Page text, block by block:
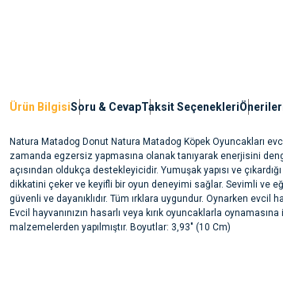
Ürün BilgisiSoru & CevapTaksit Seçenekleri
Natura Matadog Donut Natura Matadog Köpek Oyuncakları
zamanda egzersiz yapmasına olanak tanıyarak enerjisini
açısından oldukça destekleyicidir. Yumuşak yapısı ve
dikkatini çeker ve keyifli bir oyun deneyimi sağlar. Sevimli ve
güvenli ve dayanıklıdır. Tüm ırklara uygundur. Oynarken evcil
Evcil hayvanınızın hasarlı veya kırık oyuncaklarla
malzemelerden yapılmıştır. Boyutlar: 3,93" (10 Cm)